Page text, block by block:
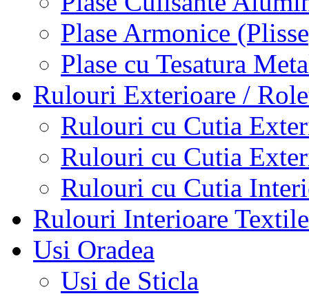
Plase Armonice
Plase cu Tesatura
Rulouri Exterioare /
Rulouri cu Cutia
Rulouri cu Cutia
Rulouri cu Cutia
Rulouri Interioare Textile
Usi Oradea
Usi de Sticla